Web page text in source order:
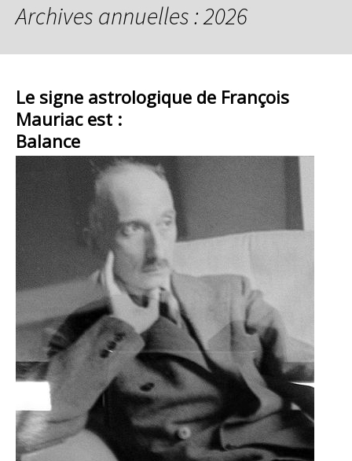
Archives annuelles : 2026
Le signe astrologique de François
Mauriac est :
Balance